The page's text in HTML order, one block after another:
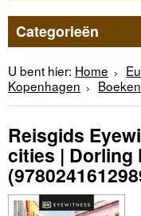
Categorieën
U bent hier: Home
Kopenhagen
Boeken
Reisgids
cities | Dorling